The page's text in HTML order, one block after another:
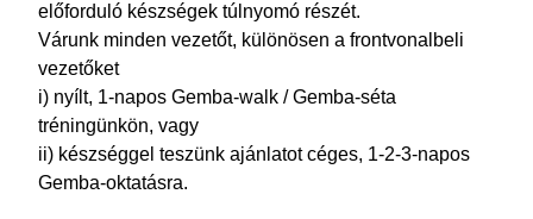
előforduló készségek túlnyomó részét.
Várunk minden vezetőt, különösen a frontvonalbeli
vezetőket
i) nyílt, 1-napos Gemba-walk / Gemba-séta
tréningünkön, vagy
ii) készséggel teszünk ajánlatot céges, 1-2-3-napos
Gemba-oktatásra.